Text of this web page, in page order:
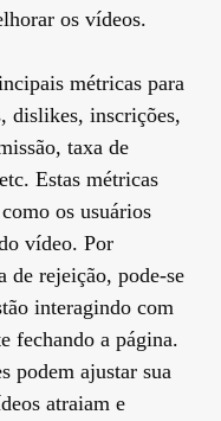
os vídeos.
métricas para
dislikes, inscrições,
taxa de
Estas métricas
os usuários
vídeo. Por
de rejeição, pode-se
interagindo com
fechando a página.
podem ajustar sua
atraiam e